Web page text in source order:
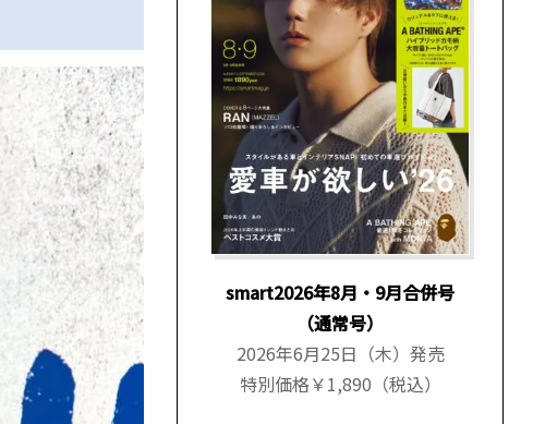
smart2026年8月・9月合併号
（通常号）
2026年6月25日（木）発売
特別価格￥1,890（税込）